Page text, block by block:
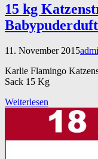
15 kg
Babypuderduft
11. November 2015
Karlie Flamingo
Sack 15 Kg
Weiterlesen